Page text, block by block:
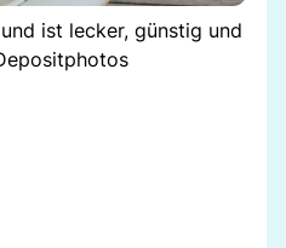
ist lecker, günstig und